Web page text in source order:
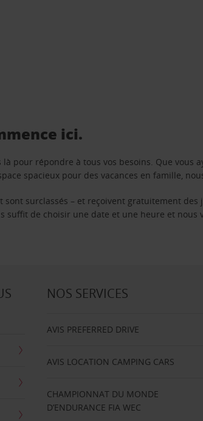
ici.
là pour répondre à tous vos besoins. Que
spacieux pour des vacances en famille,
sont surclassés – et reçoivent gratuitement
suffit de choisir une date et une heure et
NOS SERVICES
AVIS PREFERRED DRIVE
AVIS LOCATION CAMPING CARS
CHAMPIONNAT DU MONDE
D’ENDURANCE FIA WEC